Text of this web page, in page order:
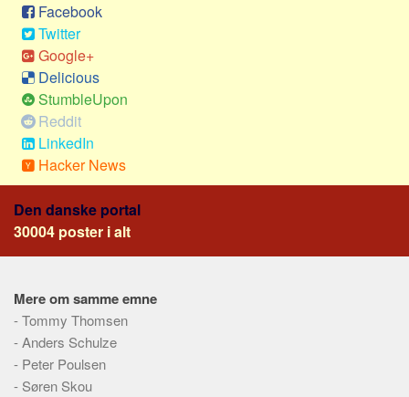
Social sikring og sundhed
Transport
Alle
Aspekter
Køb og salg
Økonomi
Jura og regler
Skatter og afgifter
Statistik
Alle
Meta
Dokumenttyper
Facebook
Twitter
Google+
Delicious
StumbleUpon
Reddit
LinkedIn
Hacker News
Den danske portal
30004 poster i alt
Mere om samme emne
-Tommy Thomsen
-Anders Schulze
- Peter Poulsen
- Søren Skou